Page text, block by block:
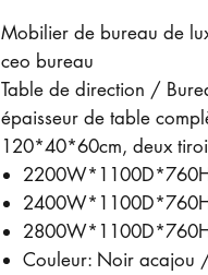
Mobilier de bureau de
ceo bureau
Table de direction /
épaisseur de table
120*40*60cm, deux
Couleur: Noir acajou